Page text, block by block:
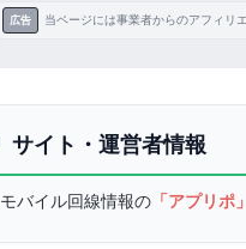
広告 当ページには事業者からのアフィリ
サイト・運営者情報
モバイル回線情報の 「アプリポ」